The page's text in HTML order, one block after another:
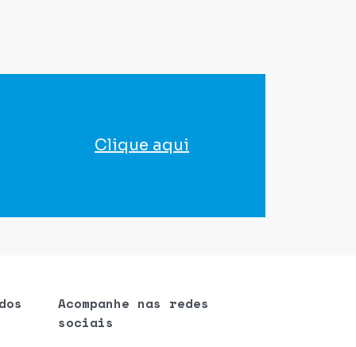
Clique aqui
Acompanhe nas redes
sociais